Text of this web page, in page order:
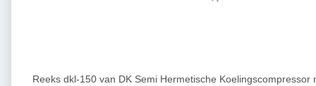
Reeks dkl-150 van DK Semi Hermetische Koelingscompressor